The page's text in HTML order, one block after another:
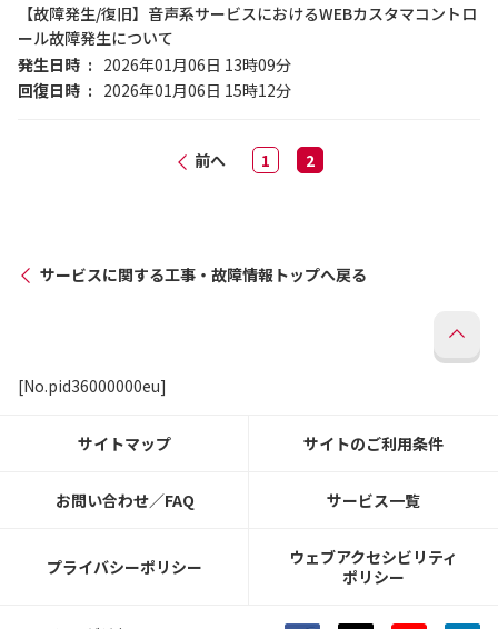
【故障発生/復旧】音声系サービスにおけるWEBカスタマコントロ
ール故障発生について
発生日時
2026年01月06日 13時09分
回復日時
2026年01月06日 15時12分
前へ 1 2
サービスに関する工事・故障情報トップへ戻る
[No.pid36000000eu]
サイトマップ サイトのご利用条件
お問い合わせ／FAQ サービス一覧
プライバシーポリシー
ウェブアクセシビリティ
ポリシー